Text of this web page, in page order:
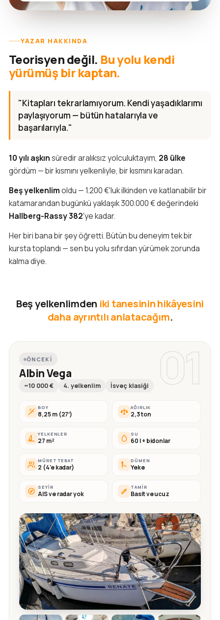
YAZAR HAKKINDA
Teorisyen değil. Bu yolu kendi
yürümüş bir kaptan.
"Kitapları tekrarlamıyorum. Kendi yaşadıklarımı
paylaşıyorum — bütün hatalarıyla ve
başarılarıyla."
10 yılı aşkınsüredir aralıksız yolculuktayım, 28 ülke
gördüm — bir kısmını yelkenliyle, bir kısmını karadan.
Beş yelkenlimoldu — 1.200 €'luk ilkinden ve katlanabilir bir
katamarandan bugünkü yaklaşık 300.000 € değerindeki
Hallberg-Rassy 382'ye kadar.
Her biri bana bir şey öğretti. Bütün bu deneyim tek bir
kursta toplandı — sen bu yolu sıfırdan yürümek zorunda
kalma diye.
Beş yelkenlimden iki tanesinin hikâyesini
daha ayrıntılı anlatacağım.
01
ÖNCEKI
Albin Vega
~10 000 € 4. yelkenlim İsveç klasiği
BOY
8,25 m (27′)
AĞIRLIK
2,3 ton
YELKENLER
27 m²
SU
60 l + bidonlar
MÜRETTEBAT
2 (4'e kadar)
DÜMEN
Yeke
SEYIR
AIS ve radar yok
TAMIR
Basit ve ucuz